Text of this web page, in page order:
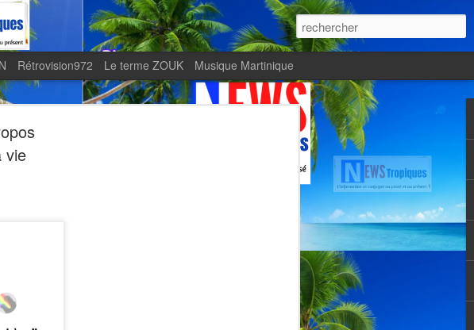
vie
Rétrovision972 Le terme ZOUK Musique Martinique
en lumière Zitata TV, fierté d’une